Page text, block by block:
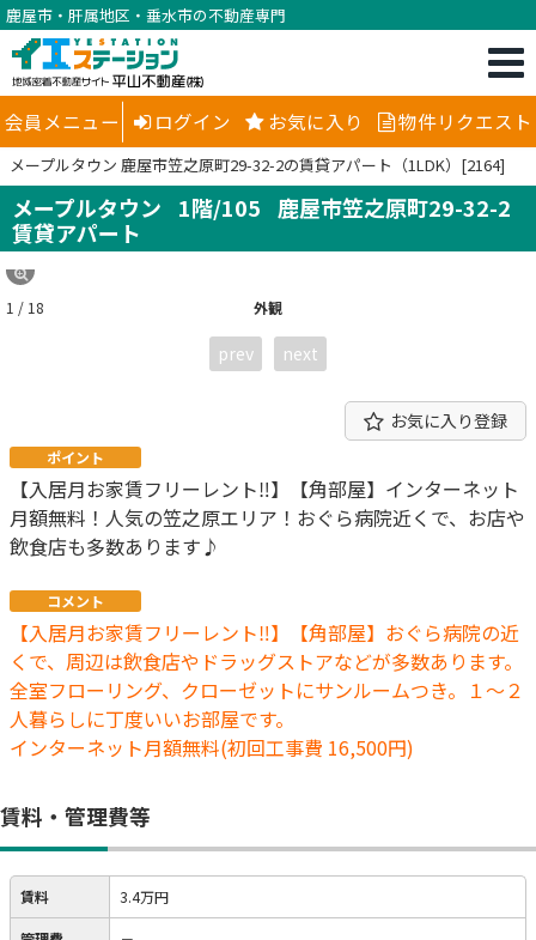
鹿屋市・肝属地区・垂水市の不動産専門
会員メニュー ログイン お気に入り 物件リクエスト
メープルタウン 鹿屋市笠之原町29-32-2の賃貸アパート（1LDK）[2164]
メープルタウン 1階/105
鹿屋市笠之原町29-32-2
賃貸アパート
外観
1 / 18
prev next
お気に入り登録
ポイント
【入居月お家賃フリーレント‼】【角部屋】インターネット
月額無料！人気の笠之原エリア！おぐら病院近くで、お店や
飲食店も多数あります♪
コメント
【入居月お家賃フリーレント‼】【角部屋】おぐら病院の近
くで、周辺は飲食店やドラッグストアなどが多数あります。
全室フローリング、クローゼットにサンルームつき。１～２
人暮らしに丁度いいお部屋です。
インターネット月額無料(初回工事費 16,500円)
賃料・管理費等
賃料 3.4万円